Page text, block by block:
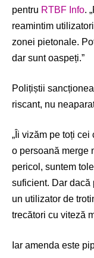
pentru RTBF Info.
reamintim
zonei pietonale.
dar sunt oaspeți.”
Polițiștii
riscant, nu
„Îi vizăm pe toți
o persoană merge
pericol, suntem
suficient. Dar dacă
un utilizator de
trecători cu viteză
Iar amenda este